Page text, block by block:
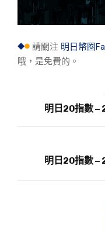
請關注 明日幣圈
哦，是免費的。
明日20指數 –
明日20指數 –